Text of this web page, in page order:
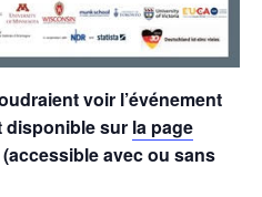
voir l’événement
disponible sur la page
(accessible avec ou sans